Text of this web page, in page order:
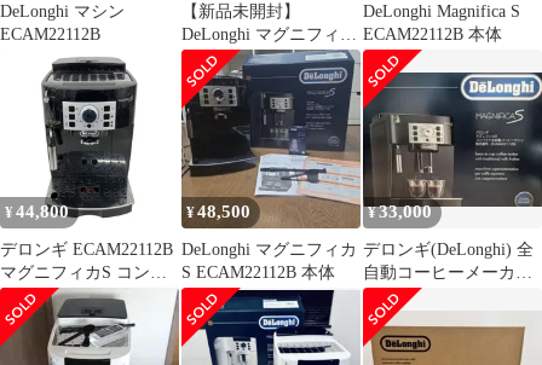
DeLonghi マシン
ECAM22112B
【新品未開封】
DeLonghi マグニフィカ
S ECAM22112B
DeLonghi Magnifica S
ECAM22112B 本体
¥ 44,800
デロンギ ECAM22112B
マグニフィカS コンパ
クト全自動コーヒーマ
シン エスプレッソマシ
ン 中古 K11507293
¥48,500
DeLonghi マグニフィカ
S ECAM22112B 本体
¥33,000
デロンギ(DeLonghi) 全
自動コーヒーメーカー
マグニフィカS ブラッ
ク